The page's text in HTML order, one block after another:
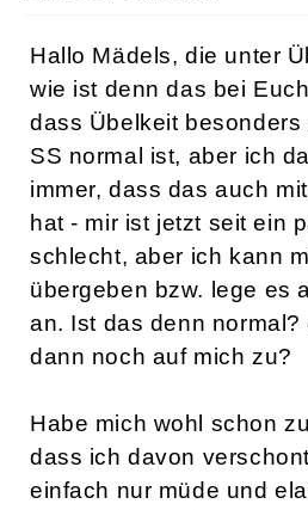
Hallo Mädels, die unter
wie ist denn das bei
dass Übelkeit besonders
SS normal ist, aber ich
immer, dass das auch
hat - mir ist jetzt seit ein
schlecht, aber ich kann
übergeben bzw. lege es
an. Ist das denn normal?
dann noch auf mich zu?
Habe mich wohl schon
dass ich davon
einfach nur müde und